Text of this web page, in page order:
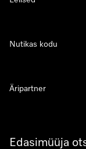
Edasimüüja
Nutikas kodu
Äripartner